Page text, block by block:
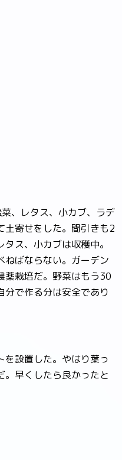
、レタス、小カブ、ラデ
土寄せをした。間引きも2
ス、小カブは収穫中。
ねばならない。ガーデン
薬栽培だ。野菜はもう30
分で作る分は安全であり
設置した。やはり葉っ
。早くしたら良かったと